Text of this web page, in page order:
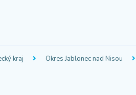
kraj Okres Jablonec nad Nisou